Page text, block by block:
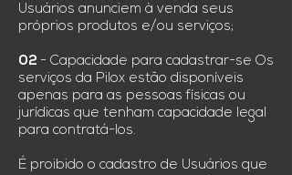
Usuários anunciem à venda seus
próprios produtos e/ou serviços;
02 - Capacidade para cadastrar-se Os
serviços da Pilox estão disponíveis
apenas para as pessoas físicas ou
jurídicas que tenham capacidade legal
para contratá-los.
É proibido o cadastro de Usuários que